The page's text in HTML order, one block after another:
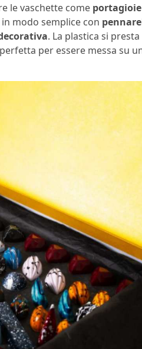
le vaschette come portagioie
modo semplice con
. La plastica si presta
per essere messa su